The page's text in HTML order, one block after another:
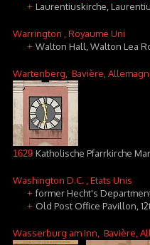
+ Laurentiuskirche,
Warrington , Royaume Uni
+ Walton Hall, Walton Lea
Wartenberg , Bavière,
1629 Katholische Pfarrkirche
Washington D.C. , Etats Unis
+former Hecht's Department
+ Old Post Office Pavillon,
Wasserburg am Inn , Bavière,